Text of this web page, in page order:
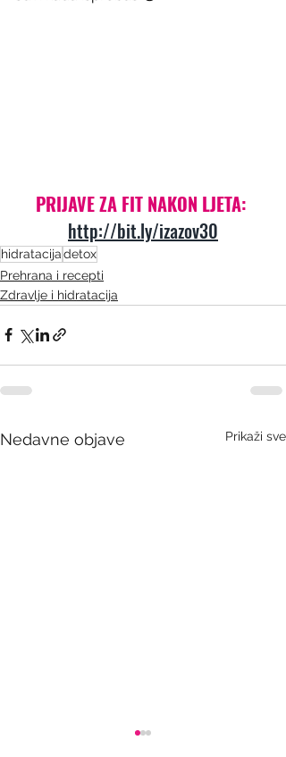
PRIJAVE ZA FIT NAKON LJETA:
http://bit.ly/izazov30
hidratacijadetox
Prehrana i recepti
Zdravlje i hidratacija
Nedavne objave Prikaži sve